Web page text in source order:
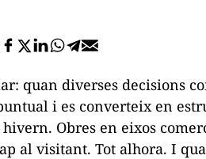
quan diverses decisions
i es converteix en
Obres en eixos
al visitant. Tot alhora. I